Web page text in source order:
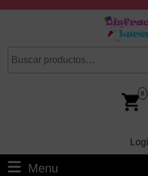
Cuando hay resultados
0
Menu